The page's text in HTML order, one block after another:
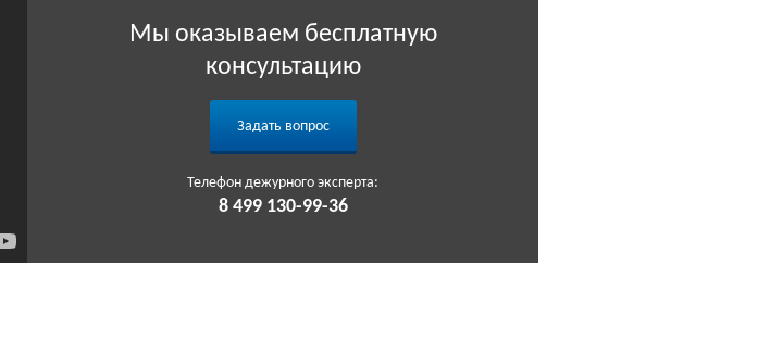
Мы оказываем бесплатную
консультацию
Задать вопрос
Телефон дежурного эксперта:
8 499 130-99-36